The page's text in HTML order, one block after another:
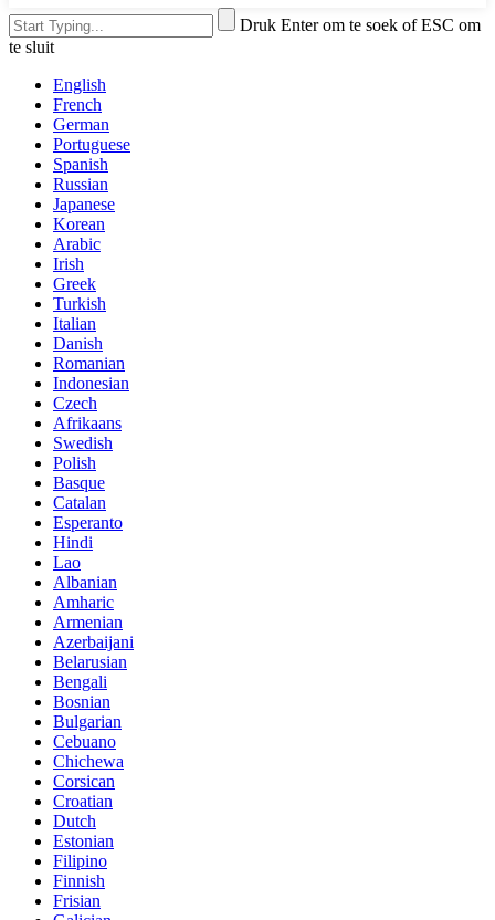
Druk Enter om te soek of ESC om
te sluit
English
French
German
Portuguese
Spanish
Russian
Japanese
Korean
Arabic
Irish
Greek
Turkish
Italian
Danish
Romanian
Indonesian
Czech
Afrikaans
Swedish
Polish
Basque
Catalan
Esperanto
Hindi
Lao
Albanian
Amharic
Armenian
Azerbaijani
Belarusian
Bengali
Bosnian
Bulgarian
Cebuano
Chichewa
Corsican
Croatian
Dutch
Estonian
Filipino
Finnish
Frisian